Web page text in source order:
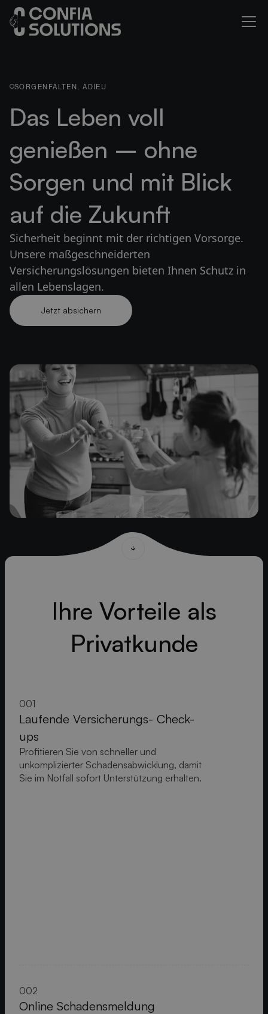
SORGENFALTEN, ADIEU
Das Leben voll
genießen – ohne
Sorgen und mit Blick
auf die Zukunft
Sicherheit beginnt mit der richtigen Vorsorge.
Unsere maßgeschneiderten
Versicherungslösungen bieten Ihnen Schutz in
allen Lebenslagen.
Jetzt absichern
Jetzt absichern lassen
Ihre Vorteile als
Privatkunde
001
Laufende Versicherungs- Check-
ups
Profitieren Sie von schneller und
unkomplizierter Schadensabwicklung, damit
Sie im Notfall sofort Unterstützung erhalten.
002
Online Schadensmeldung